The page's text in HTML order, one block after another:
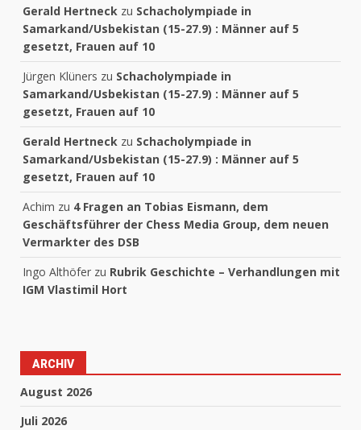
Gerald Hertneck zu Schacholympiade in
Samarkand/Usbekistan (15-27.9) : Männer auf 5
gesetzt, Frauen auf 10
Jürgen Klüners zu Schacholympiade in
Samarkand/Usbekistan (15-27.9) : Männer auf 5
gesetzt, Frauen auf 10
Gerald Hertneck zu Schacholympiade in
Samarkand/Usbekistan (15-27.9) : Männer auf 5
gesetzt, Frauen auf 10
Achim zu 4 Fragen an Tobias Eismann, dem
Geschäftsführer der Chess Media Group, dem neuen
Vermarkter des DSB
Ingo Althöfer zu Rubrik Geschichte – Verhandlungen mit
IGM Vlastimil Hort
ARCHIV
August 2026
Juli 2026